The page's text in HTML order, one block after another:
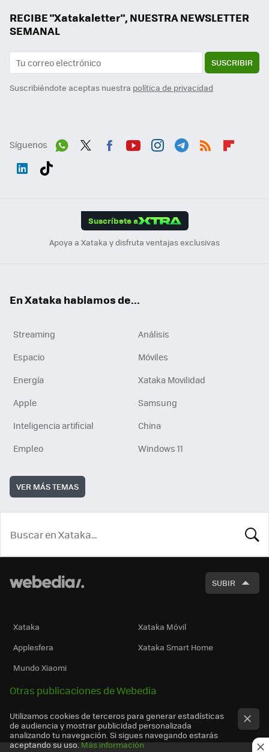
RECIBE "Xatakaletter", NUESTRA NEWSLETTER
SEMANAL
SUSCRIBIR
Suscribiéndote aceptas nuestra política de privacidad
Síguenos
Suscríbete a
Apoya a Xataka y disfruta ventajas exclusivas
En Xataka hablamos de...
Streaming
Análisis
Espacio
Móviles
Energía
Xataka Movilidad
Apple
Samsung
Inteligencia artificial
China
Empleo
Windows 11
VER MÁS TEMAS
SUBIR
Xataka
Xataka Móvil
Applesfera
Xataka Smart Home
Mundo Xiaomi
Otras publicaciones de Webedia
Utilizamos cookies de terceros para generar estadísticas
de audiencia y mostrar publicidad personalizada
analizando tu navegación. Si sigues navegando estarás
aceptando su uso. Más información